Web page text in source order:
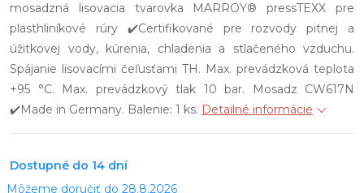
mosadzná lisovacia tvarovka MARROY® pressTEXX pre
plasthliníkové rúry ✔️Certifikované pre rozvody pitnej a
úžitkovej vody, kúrenia, chladenia a stlačeného vzduchu.
Spájanie lisovacími čeľusťami TH. Max. prevádzková teplota
+95 °C. Max. prevádzkový tlak 10 bar. Mosadz CW617N
✔️Made in Germany. Balenie: 1 ks. Detailné informácie
Dostupné do 14 dní
28.8.2026